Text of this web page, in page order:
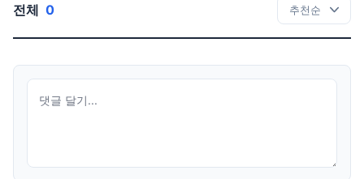
전체 0